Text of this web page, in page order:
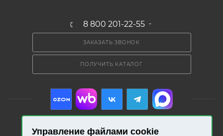
Управление файлами cookie
8 800 201-22-55
ЗАКАЗАТЬ ЗВОНОК
ПОЛУЧИТЬ КАТАЛОГ